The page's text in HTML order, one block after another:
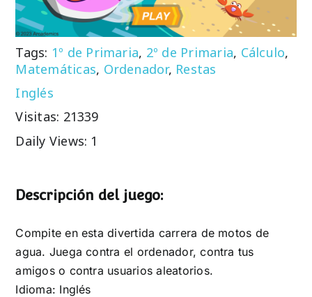
Tags: 1º de Primaria, 2º de Primaria, Cálculo,
Matemáticas, Ordenador, Restas
Inglés
Visitas: 21339
Daily Views: 1
Descripción del juego:
Compite en esta divertida carrera de motos de
agua. Juega contra el ordenador, contra tus
amigos o contra usuarios aleatorios.
Idioma: Inglés